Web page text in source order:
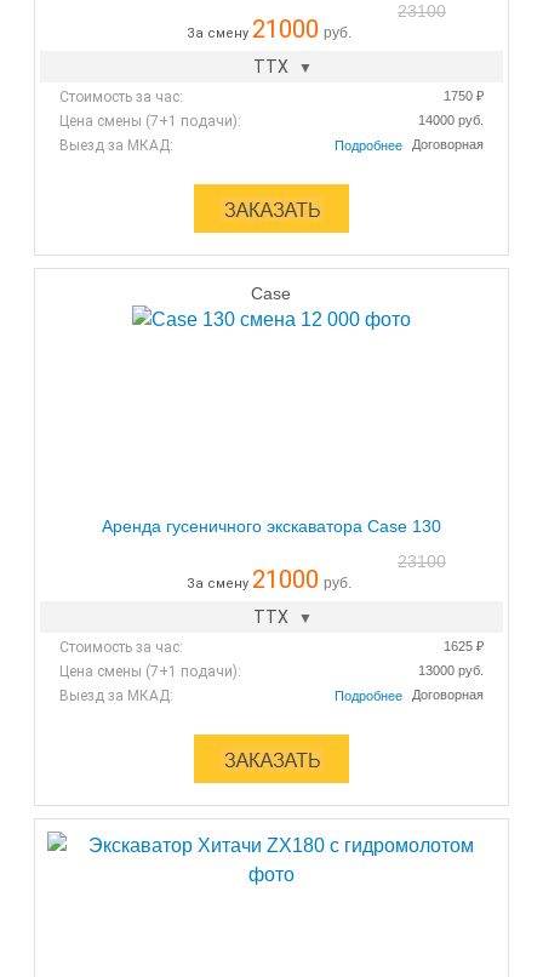
23100
За смену 21000 руб.
ТТХ
Стоимость за час: 1750 ₽
Цена смены (7+1 подачи): 14000 руб.
Выезд за МКАД: Договорная
Case
Аренда гусеничного экскаватора Case 130
23100
За смену 21000 руб.
ТТХ
Стоимость за час: 1625 ₽
Цена смены (7+1 подачи): 13000 руб.
Выезд за МКАД: Договорная